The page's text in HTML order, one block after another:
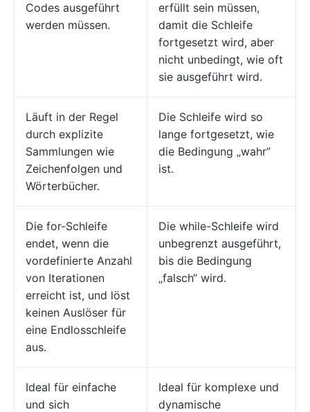
Codes ausgeführt
werden müssen.
erfüllt sein müssen,
damit die Schleife
fortgesetzt wird, aber
nicht unbedingt, wie oft
sie ausgeführt wird.
Läuft in der Regel
durch explizite
Sammlungen wie
Zeichenfolgen und
Wörterbücher.
Die Schleife wird so
lange fortgesetzt, wie
die Bedingung „wahr”
ist.
Die for-Schleife
endet, wenn die
vordefinierte Anzahl
von Iterationen
erreicht ist, und löst
keinen Auslöser für
eine Endlosschleife
aus.
Die while-Schleife wird
unbegrenzt ausgeführt,
bis die Bedingung
„falsch“ wird.
Ideal für einfache
und sich
Ideal für komplexe und
dynamische